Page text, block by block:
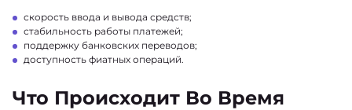
скорость ввода и вывода средств;
стабильность работы платежей;
поддержку банковских переводов;
доступность фиатных операций.
Что Происходит Во Время